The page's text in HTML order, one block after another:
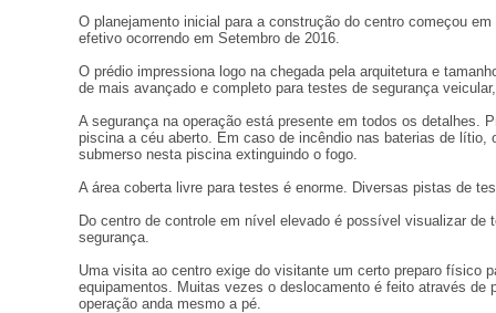
O planejamento inicial para a construção do centro começou
efetivo ocorrendo em Setembro de 2016.
O prédio impressiona logo na chegada pela arquitetura e
de mais avançado e completo para testes de segurança
A segurança na operação está presente em todos os detalhes.
piscina a céu aberto. Em caso de incêndio nas baterias de
submerso nesta piscina extinguindo o fogo.
A área coberta livre para testes é enorme. Diversas pistas de
Do centro de controle em nível elevado é possível visualizar
segurança.
Uma visita ao centro exige do visitante um certo preparo físico
equipamentos. Muitas vezes o deslocamento é feito através
operação anda mesmo a pé.